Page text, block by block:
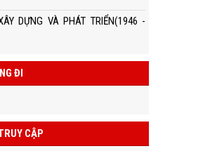
DỰNG VÀ PHÁT TRIỂN(1946 -
ĐI
CẬP